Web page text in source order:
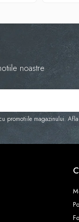
noastre
promotiile magazinului.